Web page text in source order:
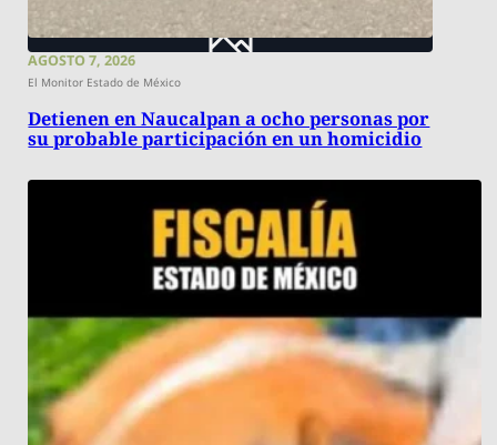
AGOSTO 7, 2026
El Monitor Estado de México
Detienen en Naucalpan a ocho personas por
su probable participación en un homicidio